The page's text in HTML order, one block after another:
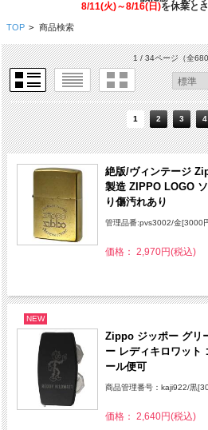
8/11(火)～8/16(日)を休業と
TOP > 商品検索
1 / 34ページ（全
1 2 3 4
絶版/ヴィンテージ
製造 ZIPPO LOGO
り傷汚れあり
管理品番:pvs3002/金[3000
価格： 2,970円(税込)
NEW
Zippo ジッポー グリ
ー レディキロワット
ール便可
商品管理番号：kaji922/黒
価格： 2,640円(税込)